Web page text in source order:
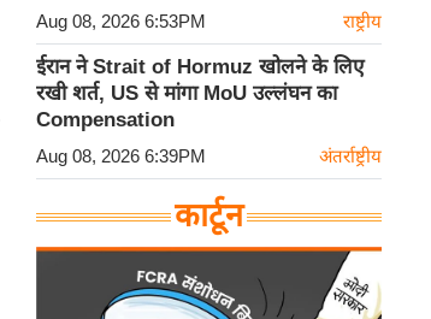
Aug 08, 2026 6:53PM राष्ट्रीय
ईरान ने Strait of Hormuz खोलने के लिए
रखी शर्त, US से मांगा MoU उल्लंघन का
Compensation
Aug 08, 2026 6:39PM अंतर्राष्ट्रीय
कार्टून